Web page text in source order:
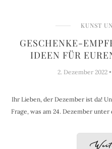
KUNST
GESCHENKE-
IDEEN FÜR
2. Dezember 2022 •
Ihr Lieben, der Dezember ist da!
Frage, was am 24. Dezember